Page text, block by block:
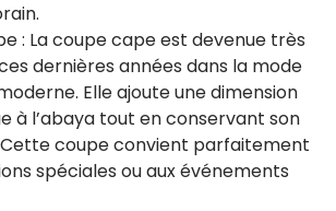
: La coupe cape est devenue très
dernières années dans la mode
Elle ajoute une dimension
à l’abaya tout en conservant son
coupe convient parfaitement
spéciales ou aux événements